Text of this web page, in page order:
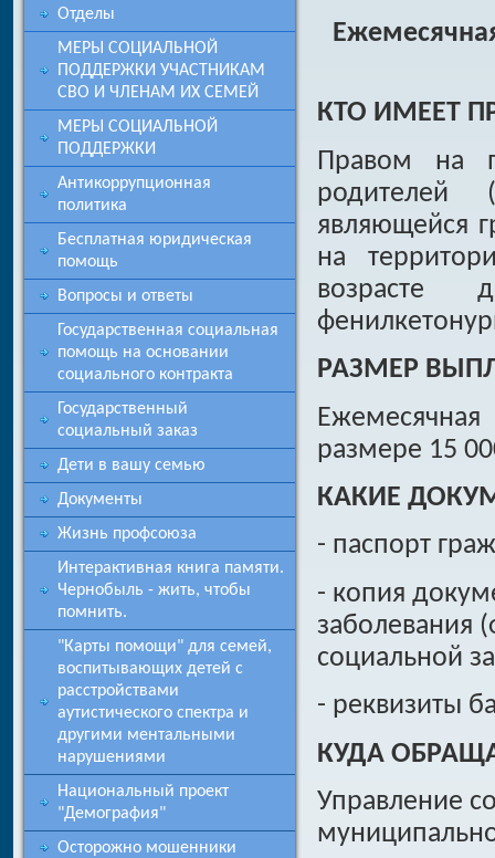
Отделы
МЕРЫ СОЦИАЛЬНОЙ
ПОДДЕРЖКИ УЧАСТНИКАМ
СВО И ЧЛЕНАМ ИХ СЕМЕЙ
МЕРЫ СОЦИАЛЬНОЙ
ПОДДЕРЖКИ
Антикоррупционная
политика
Бесплатная юридическая
помощь
Вопросы и ответы
Государственная социальная
помощь на основании
социального контракта
Государственный
социальный заказ
Дети в вашу семью
Документы
Жизнь профсоюза
Интерактивная книга памяти.
Чернобыль - жить, чтобы
помнить.
"Карты помощи" для семей,
воспитывающих детей с
расстройствами
аутистического спектра и
другими ментальными
нарушениями
Национальный проект
"Демография"
Осторожно мошенники
КТО ИМЕЕТ
Правом на
родителей
являющейся
на
возрасте
РАЗМЕР
размере 15
КАКИЕ
- паспорт
- копия
заболевания
социальной
- реквизиты
КУДА
Управление